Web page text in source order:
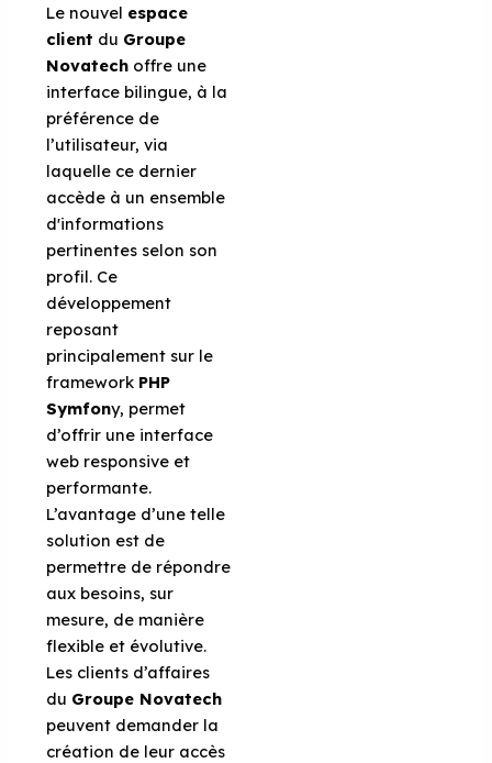
Le nouvel espace
client du Groupe
Novatech offre une
interface bilingue, à la
préférence de
l’utilisateur, via
laquelle ce dernier
accède à un ensemble
d'informations
pertinentes selon son
profil. Ce
développement
reposant
principalement sur le
framework PHP
Symfony, permet
d’offrir une interface
web responsive et
performante.
L’avantage d’une telle
solution est de
permettre de répondre
aux besoins, sur
mesure, de manière
flexible et évolutive.
Les clients d’affaires
du Groupe Novatech
peuvent demander la
création de leur accès